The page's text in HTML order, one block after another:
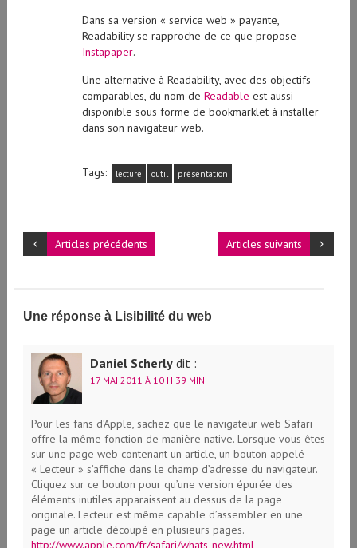
Dans sa version « service web » payante,
Readability se rapproche de ce que propose
Instapaper.
Une alternative à Readability, avec des objectifs
comparables, du nom de Readable est aussi
disponible sous forme de bookmarklet à installer
dans son navigateur web.
Tags: lecture outil présentation
Articles suivants
Articles précédents
Une réponse à Lisibilité du web
Daniel Scherly dit :
17 MAI 2011 À 10 H 39 MIN
Pour les fans d’Apple, sachez que le navigateur web Safari
offre la même fonction de manière native. Lorsque vous êtes
sur une page web contenant un article, un bouton appelé
« Lecteur » s’affiche dans le champ d’adresse du navigateur.
Cliquez sur ce bouton pour qu’une version épurée des
éléments inutiles apparaissent au dessus de la page
originale. Lecteur est même capable d’assembler en une
page un article découpé en plusieurs pages.
http://www.apple.com/fr/safari/whats-new.html